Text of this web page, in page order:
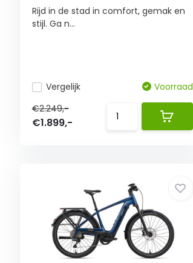
Rijd in de stad in comfort, gemak en
stijl. Ga n...
Vergelijk
Voorraad
€2.249,-
€1.899,-